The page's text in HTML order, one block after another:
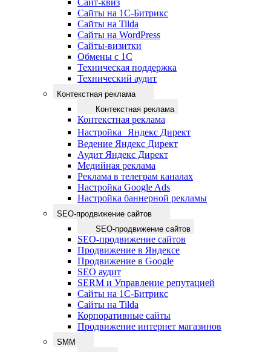
Сайт-квиз
Сайты на 1С-Битрикс
Сайты на Tilda
Сайты на WordPress
Сайты-визитки
Обмены с 1С
Техническая поддержка
Технический аудит
Контекстная реклама
Контекстная реклама
Контекстная реклама
Настройка Яндекс Директ
Ведение Яндекс Директ
Аудит Яндекс Директ
Медийная реклама
Реклама в телеграм каналах
Настройка Google Ads
Настройка баннерной рекламы
SEO-продвижение сайтов
SEO-продвижение сайтов
SEO-продвижение сайтов
Продвижение в Яндексе
Продвижение в Google
SEO аудит
SERM и Управление репутацией
Сайты на 1С-Битрикс
Сайты на Tilda
Корпоративные сайты
Продвижение интернет магазинов
SMM